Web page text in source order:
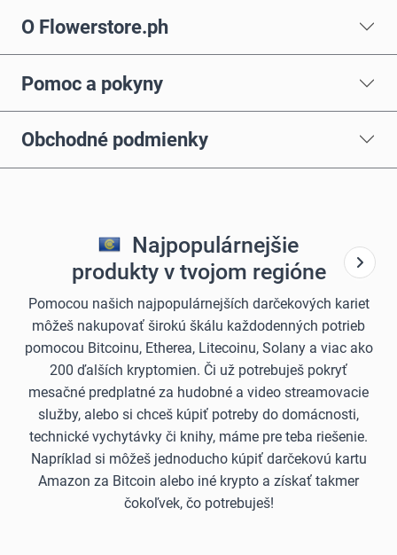
O Flowerstore.ph
Pomoc a pokyny
Obchodné podmienky
Najpopulárnejšie
produkty v tvojom regióne
Pomocou našich najpopulárnejších darčekových kariet
môžeš nakupovať širokú škálu každodenných potrieb
pomocou Bitcoinu, Etherea, Litecoinu, Solany a viac ako
200 ďalších kryptomien. Či už potrebuješ pokryť
mesačné predplatné za hudobné a video streamovacie
služby, alebo si chceš kúpiť potreby do domácnosti,
technické vychytávky či knihy, máme pre teba riešenie.
Napríklad si môžeš jednoducho kúpiť darčekovú kartu
Amazon za Bitcoin alebo iné krypto a získať takmer
čokoľvek, čo potrebuješ!